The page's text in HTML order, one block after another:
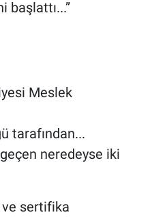
başlattı...”
Meslek
tarafından...
geçen neredeyse iki
sertifika